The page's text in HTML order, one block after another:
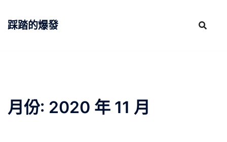
踩踏的爆發
月份: 2020 年 11 月